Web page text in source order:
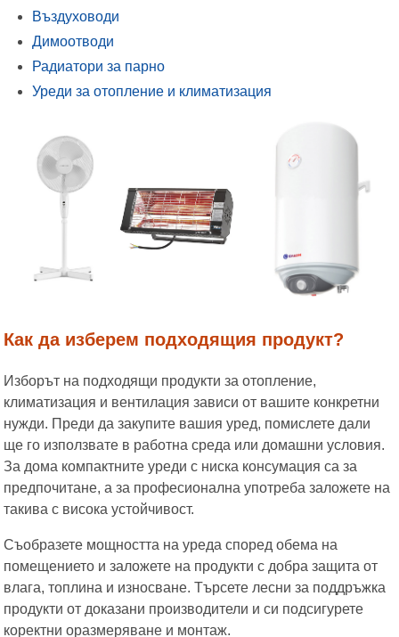
Въздуховоди
Димоотводи
Радиатори за парно
Уреди за отопление и климатизация
Как да изберем подходящия продукт?
Изборът на подходящи продукти за отопление,
климатизация и вентилация зависи от вашите конкретни
нужди. Преди да закупите вашия уред, помислете дали
ще го използвате в работна среда или домашни условия.
За дома компактните уреди с ниска консумация са за
предпочитане, а за професионална употреба заложете на
такива с висока устойчивост.
Съобразете мощността на уреда според обема на
помещението и заложете на продукти с добра защита от
влага, топлина и износване. Търсете лесни за поддръжка
продукти от доказани производители и си подсигурете
коректни оразмеряване и монтаж.